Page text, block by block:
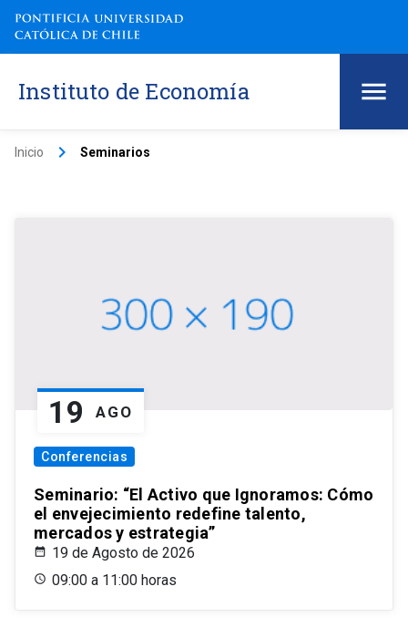
Instituto de Economía
Inicio keyboard_arrow_right Seminarios
19 AGO
Conferencias
Seminario: “El Activo que Ignoramos: Cómo
el envejecimiento redefine talento,
mercados y estrategia”
19 de Agosto de 2026
09:00 a 11:00 horas